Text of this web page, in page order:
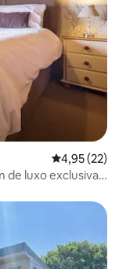
4,95 de uma
4,95 (22)
de luxo exclusiva,